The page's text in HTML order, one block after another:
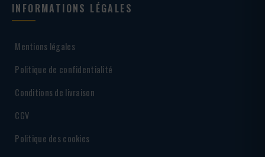
INFORMATIONS LÉGALES
Mentions légales
Politique de confidentialité
Conditions de livraison
CGV
Politique des cookies